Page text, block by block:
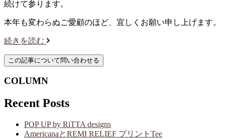
続けて参ります。
本年も変わらぬご愛顧のほど、宜しくお願い申し上げます。
続きを読む
COLUMN
Recent Posts
POP UP by RiTTA designs
AmericanaとREMI RELIEF プリントTee